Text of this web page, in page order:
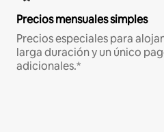
Precios mensuales simples
Precios especiales para
larga duración y un único
adicionales.*